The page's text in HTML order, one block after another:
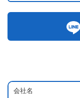
会社名